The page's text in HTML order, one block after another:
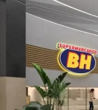
como um
cultural em
como referência
Com uma
reafirma seu
cultura,
ampliando o